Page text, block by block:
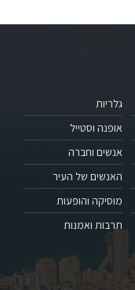
גלריות
אופנה וסטייל
אנשים וחברה
האנשים של העיר
מוסיקה והופעות
תרבות ואמנות